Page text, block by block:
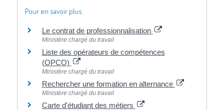
Pour en savoir plus
Le contrat de professionnalisation
Ministère chargé du travail
Liste des opérateurs de compétences
(OPCO)
Ministère chargé du travail
Rechercher une formation en alternance
Ministère chargé du travail
Carte d'étudiant des métiers